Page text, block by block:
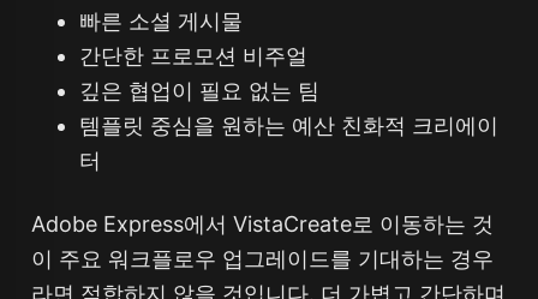
빠른 소셜 게시물
간단한 프로모션 비주얼
깊은 협업이 필요 없는 팀
템플릿 중심을 원하는 예산 친화적 크리에이
터
Adobe Express에서 VistaCreate로 이동하는 것
이 주요 워크플로우 업그레이드를 기대하는 경우
라면 적합하지 않을 것입니다. 더 가볍고 간단하며